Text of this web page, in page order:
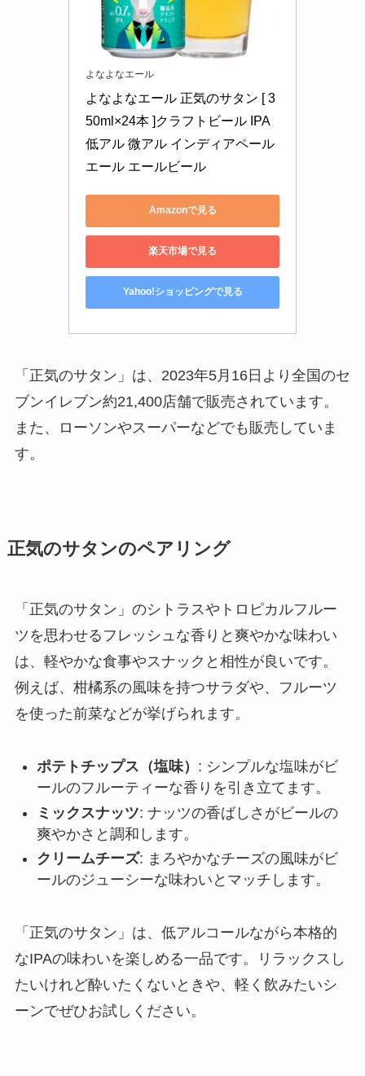
よなよなエール
よなよなエール 正気のサタン [ 3
50ml×24本 ]クラフトビール IPA
低アル 微アル インディアペール
エール エールビール
Amazonで見る
楽天市場で見る
Yahoo!ショッピングで見る
「正気のサタン」は、2023年5月16日より全国のセ
ブンイレブン約21,400店舗で販売されています。
また、ローソンやスーパーなどでも販売していま
す。
正気のサタンのペアリング
「正気のサタン」のシトラスやトロピカルフルー
ツを思わせるフレッシュな香りと爽やかな味わい
は、軽やかな食事やスナックと相性が良いです。
例えば、柑橘系の風味を持つサラダや、フルーツ
を使った前菜などが挙げられます。
ポテトチップス（塩味） : シンプルな塩味がビ
ールのフルーティーな香りを引き立てます。
ミックスナッツ: ナッツの香ばしさがビールの
爽やかさと調和します。
クリームチーズ: まろやかなチーズの風味がビ
ールのジューシーな味わいとマッチします。
「正気のサタン」は、低アルコールながら本格的
なIPAの味わいを楽しめる一品です。リラックスし
たいけれど酔いたくないときや、軽く飲みたいシ
ーンでぜひお試しください。